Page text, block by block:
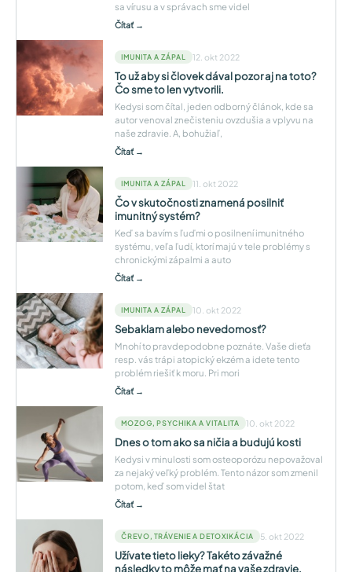
sa vírusu a v správach sme videl
Čítať →
IMUNITA A ZÁPAL 12. okt 2022
To už aby si človek dával pozor aj na toto?
Čo sme to len vytvorili.
Kedysi som čítal, jeden odborný článok, kde sa
autor venoval znečisteniu ovzdušia a vplyvu na
naše zdravie. A, bohužiaľ,
Čítať →
IMUNITA A ZÁPAL 11. okt 2022
Čo v skutočnosti znamená posilniť
imunitný systém?
Keď sa bavím s ľuďmi o posilnení imunitného
systému, veľa ľudí, ktorí majú v tele problémy s
chronickými zápalmi a auto
Čítať →
IMUNITA A ZÁPAL 10. okt 2022
Sebaklam alebo nevedomosť?
Mnohí to pravdepodobne poznáte. Vaše dieťa
resp. vás trápi atopický ekzém a idete tento
problém riešiť k moru. Pri mori
Čítať →
MOZOG, PSYCHIKA A VITALITA 10. okt 2022
Dnes o tom ako sa ničia a budujú kosti
Kedysi v minulosti som osteoporózu nepovažoval
za nejaký veľký problém. Tento názor som zmenil
potom, keď som videl štat
Čítať →
ČREVO, TRÁVENIE A DETOXIKÁCIA 5. okt 2022
Užívate tieto lieky? Takéto závažné
následky to môže mať na vaše zdravie.